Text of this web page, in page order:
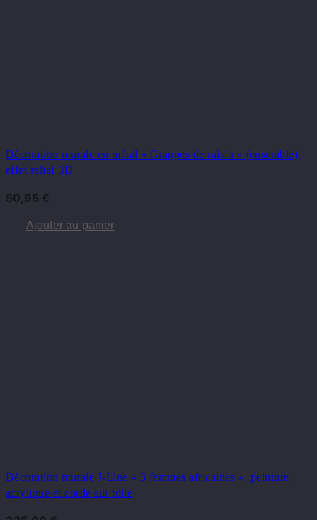
Décoration murale en métal « Grappes de raisin » (ensemble),
effet relief 3D
50,95 €
Ajouter au panier
Décoration murale J-Line « 3 femmes africaines », peinture
acrylique et corde sur toile